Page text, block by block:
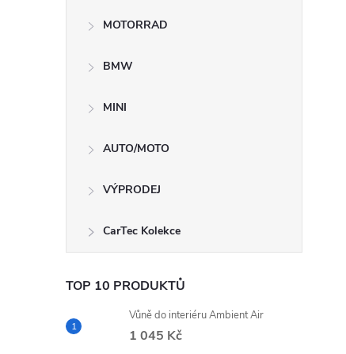
MOTORRAD
BMW
MINI
AUTO/MOTO
VÝPRODEJ
CarTec Kolekce
TOP 10 PRODUKTŮ
Vůně do interiéru Ambient Air
1 045 Kč